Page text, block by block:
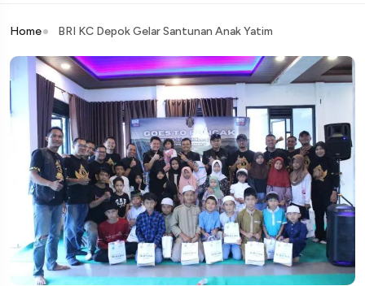
Home BRI KC Depok Gelar Santunan Anak Yatim